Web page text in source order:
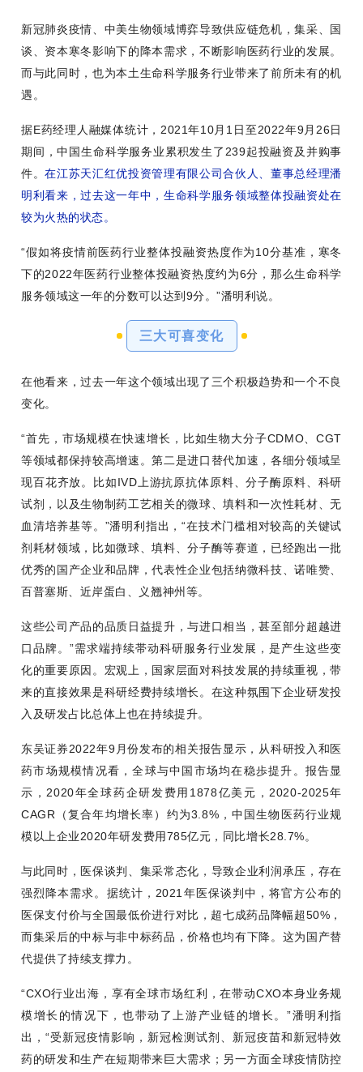
新冠肺炎疫情、中美生物领域博弈导致供应链危机，集采、国
谈、资本寒冬影响下的降本需求，不断影响医药行业的发展。
而与此同时，也为本土生命科学服务行业带来了前所未有的机
遇。
据E药经理人融媒体统计，2021年10月1日至2022年9月26日
期间，中国生命科学服务业累积发生了239起投融资及并购事
件。在江苏天汇红优投资管理有限公司合伙人、董事总经理潘
明利看来，过去这一年中，生命科学服务领域整体投融资处在
较为火热的状态。
“假如将疫情前医药行业整体投融资热度作为10分基准，寒冬
下的2022年医药行业整体投融资热度约为6分，那么生命科学
服务领域这一年的分数可以达到9分。”潘明利说。
三大可喜变化
在他看来，过去一年这个领域出现了三个积极趋势和一个不良
变化。
“首先，市场规模在快速增长，比如生物大分子CDMO、CGT
等领域都保持较高增速。第二是进口替代加速，各细分领域呈
现百花齐放。比如IVD上游抗原抗体原料、分子酶原料、科研
试剂，以及生物制药工艺相关的微球、填料和一次性耗材、无
血清培养基等。”潘明利指出，“在技术门槛相对较高的关键试
剂耗材领域，比如微球、填料、分子酶等赛道，已经跑出一批
优秀的国产企业和品牌，代表性企业包括纳微科技、诺唯赞、
百普塞斯、近岸蛋白、义翘神州等。
这些公司产品的品质日益提升，与进口相当，甚至部分超越进
口品牌。”需求端持续帯动科研服务行业发展，是产生这些变
化的重要原因。宏观上，国家层面对科技发展的持续重视，带
来的直接效果是科研经费持续增长。在这种氛围下企业研发投
入及研发占比总体上也在持续提升。
东吴证券2022年9月份发布的相关报告显示，从科研投入和医
药市场规模情况看，全球与中国市场均在稳歩提升。报告显
示，2020年全球药企研发费用1878亿美元，2020-2025年
CAGR（复合年均增长率）约为3.8%，中国生物医药行业规
模以上企业2020年研发费用785亿元，同比增长28.7%。
与此同时，医保谈判、集采常态化，导致企业利润承压，存在
强烈降本需求。据统计，2021年医保谈判中，将官方公布的
医保支付价与全国最低价进行对比，超七成药品降幅超50%，
而集采后的中标与非中标药品，价格也均有下降。这为国产替
代提供了持续支撑力。
“CXO行业出海，享有全球市场红利，在带动CXO本身业务规
模增长的情况下，也带动了上游产业链的增长。”潘明利指
出，“受新冠疫情影响，新冠检测试剂、新冠疫苗和新冠特效
药的研发和生产在短期带来巨大需求；另一方面全球疫情防控